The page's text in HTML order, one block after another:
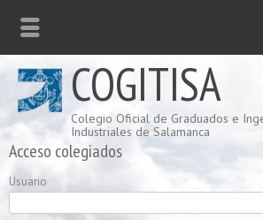
COGITISA
Colegio Oficial de Graduados e
Industriales de Salamanca
Acceso colegiados
Usuario